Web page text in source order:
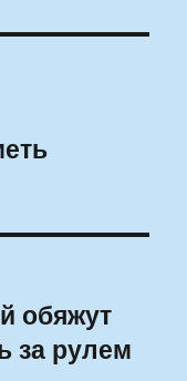
обяжут
за рулем